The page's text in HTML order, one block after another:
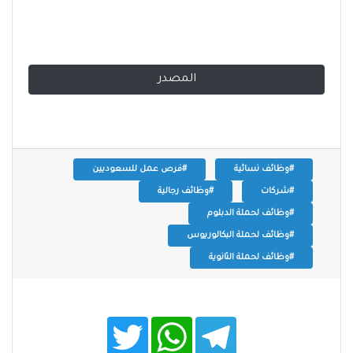
المصدر
#وظائف نسائية #فرص عمل للسعوديين
#شركات #وظائف رجالية
#وظائف لحملة الدبلوم
#وظائف لحملة البكالوريوس
#وظائف لحملة الثانوية
T
w
W
h
T